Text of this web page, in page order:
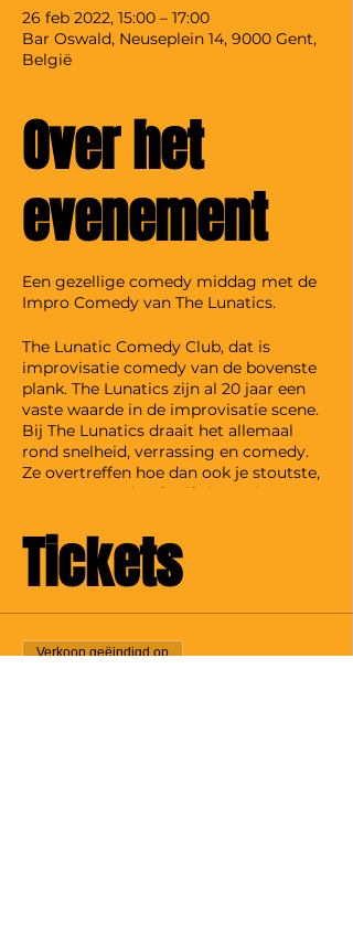
26 feb 2022, 15:00 – 17:00
Bar Oswald, Neuseplein 14, 9000 Gent,
België
Over het
evenement
Een gezellige comedy middag met de
Impro Comedy van The Lunatics.
The Lunatic Comedy Club, dat is
improvisatie comedy van de bovenste
plank. The Lunatics zijn al 20 jaar een
vaste waarde in de improvisatie scene.
Bij The Lunatics draait het allemaal
rond snelheid, verrassing en comedy.
Ze overtreffen hoe dan ook je stoutste,
meest onnozele of zelfs je eerder
Lunatics springen onvoorbereid op het
podium en maken er op basis van jouw
suggesties on the spot een namiddag
Tickets
Verkoop geëindigd op